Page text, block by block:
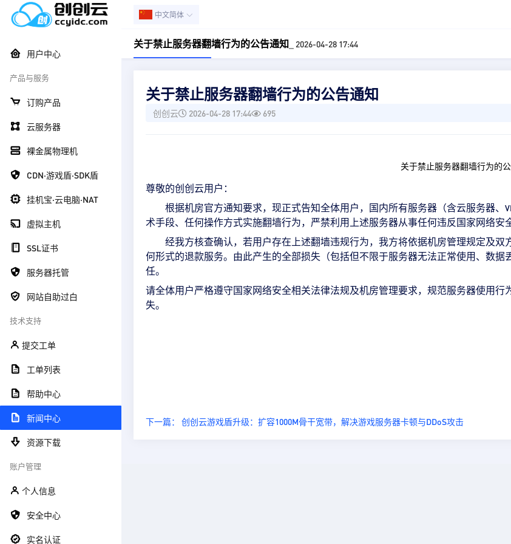
用户中心
产品与服务
订购产品
云服务器
裸金属物理机
CDN·游戏盾·SDK盾
挂机宝·云电脑·NAT
虚拟主机
SSL证书
服务器托管
网站自助过白
技术支持
提交工单
工单列表
帮助中心
新闻中心
资源下载
账户管理
个人信息
安全中心
实名认证
中文简体
关于禁止服务器翻墙行为的公告通知 _ 2026-04-28 17:44
关于禁止服务器翻墙行为的公告通知
创创云 2026-04-28 17:44 695
关于禁止服务器翻墙行为的
尊敬的创创云用户：
根据机房官方通知要求，现正式告知全体用户，国内所有服务器（含云服务器、
术手段、任何操作方式实施翻墙行为，严禁利用上述服务器从事任何违反国家网络安
经我方核查确认，若用户存在上述翻墙违规行为，我方将依据机房管理规定及双
何形式的退款服务。由此产生的全部损失（包括但不限于服务器无法正常使用、数
任。
请全体用户严格遵守国家网络安全相关法律法规及机房管理要求，规范服务器使用
失。
下一篇： 创创云游戏盾升级：扩容1000M骨干宽带，解决游戏服务器卡顿与DDoS攻击